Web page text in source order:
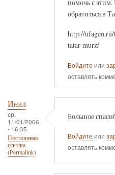
помочь с
обратиться в
http://
tatar-murz/
Войдите или
оставлять
Инал
ср,
11/01/2006
- 16:35
Постоянная
ссылка
(Permalink)
Большое
Войдите или
оставлять